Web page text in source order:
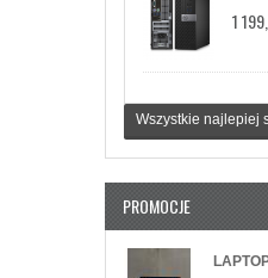
SSD
1
Wszystkie najlepiej
PROMOCJE